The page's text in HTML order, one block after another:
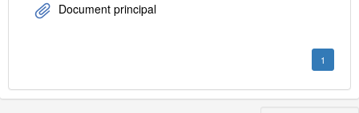
Document principal
1